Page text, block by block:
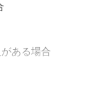
ある場合